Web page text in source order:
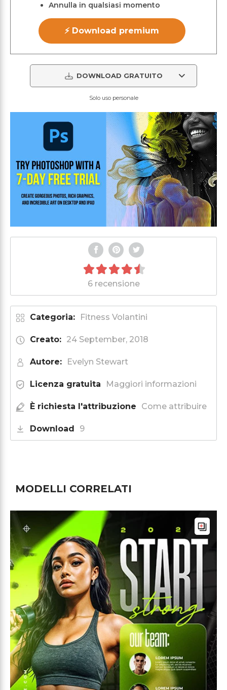
Annulla in qualsiasi momento
⚡ Download premium
DOWNLOAD GRATUITO
Solo uso personale
6 recensione
Categoria: Fitness Volantini
Creato: 24 September, 2018
Autore: Evelyn Stewart
Licenza gratuita Maggiori informazioni
È richiesta l'attribuzione Come attribuire
Download 9
MODELLI CORRELATI